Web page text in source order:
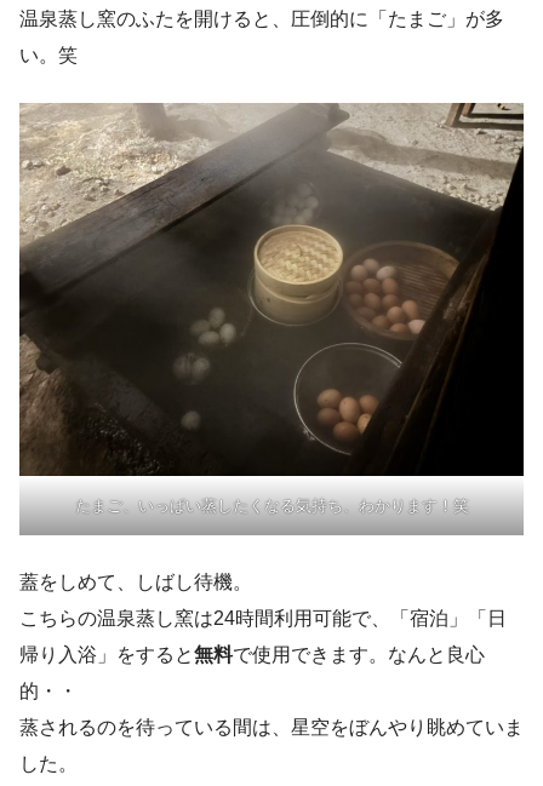
温泉蒸し窯のふたを開けると、圧倒的に「たまご」が多
い。笑
たまご、いっぱい蒸したくなる気持ち、わかります！笑
蓋をしめて、しばし待機。
こちらの温泉蒸し窯は24時間利用可能で、「宿泊」「日
帰り入浴」をすると無料で使用できます。なんと良心
的・・
蒸されるのを待っている間は、星空をぼんやり眺めていま
した。